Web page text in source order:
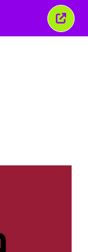
esta